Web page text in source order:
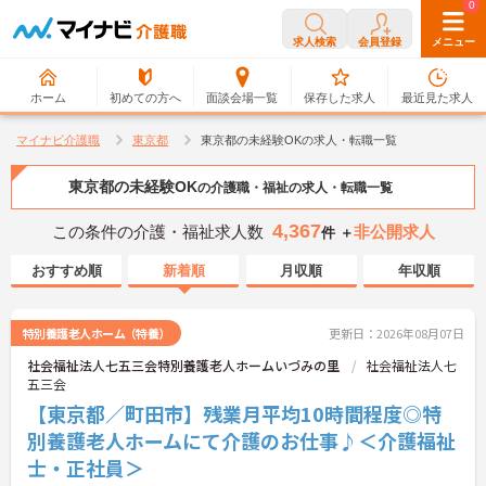
求人検索 会員登録 メニュー
ホーム 初めての方へ 面談会場一覧
0
保存した求人
0
最近見た求人
マイナビ介護職 東京都 東京都の未経験OKの求人・転職一覧
東京都の未経験OKの介護職・福祉の求人・転職一覧
この条件の介護・福祉求人数 4,367件 ＋非公開求人
おすすめ順 新着順 月収順 年収順
特別養護老人ホーム（特養） 更新日：2026年08月07日
社会福祉法人七五三会特別養護老人ホームいづみの里
社会福祉法人七
五三会
【東京都／町田市】残業月平均10時間程度◎特
別養護老人ホームにて介護のお仕事♪＜介護福祉
士・正社員＞